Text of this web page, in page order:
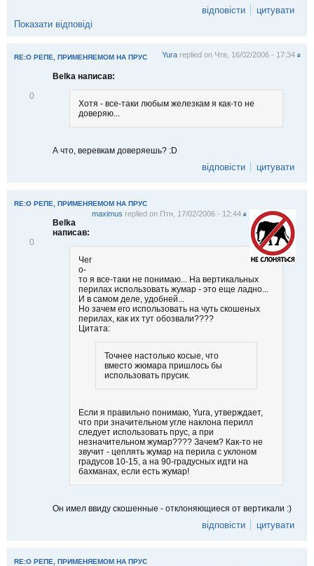
відповісти
цитувати
Показати відповіді
RE:О РЕПЕ, ПРИМЕНЯЕМОМ НА ПРУС Yura replied on Чтв, 16/02/2006 - 17:34 #
0
Belka написав:
Хотя - все-таки любым железкам я как-то не
доверяю...
А что, веревкам доверяешь? :D
відповісти цитувати
RE:О РЕПЕ, ПРИМЕНЯЕМОМ НА ПРУС
maximus replied on Птн, 17/02/2006 - 12:44 #
0
Belka
написав:
Чег
о-
то я все-таки не понимаю... На вертикальных
перилах использовать жумар - это еще ладно...
И в самом деле, удобней...
Но зачем его использовать на чуть скошеных
перилах, как их тут обозвали????
Цитата:
Точнее настолько косые, что
вместо жюмара пришлось бы
использовать прусик.
Если я правильно понимаю, Yura, утверждает,
что при значительном угле наклона перилл
следует использовать прус, а при
незначительном жумар???? Зачем? Как-то не
звучит - цеплять жумар на перила с уклоном
градусов 10-15, а на 90-градусных идти на
бахманах, если есть жумар!
Он имел ввиду скошенные - отклоняющиеся от вертикали :)
відповісти цитувати
RE:О РЕПЕ, ПРИМЕНЯЕМОМ НА ПРУС